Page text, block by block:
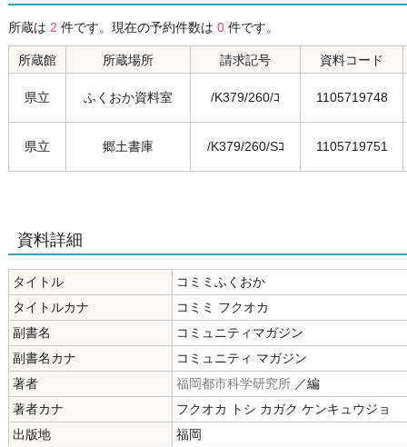
所蔵は 2 件です。現在の予約件数は 0 件です。
所蔵館 所蔵場所 請求記号 資料コード
県立 ふくおか資料室 /K379/260/ｺ 1105719748
県立 郷土書庫 /K379/260/Sｺ 1105719751
資料詳細
タイトル
コミミふくおか
タイトルカナ
コミミ フクオカ
副書名
コミュニティマガジン
副書名カナ
コミュニティ マガジン
著者
福岡都市科学研究所 ／編
著者カナ
フクオカ トシ カガク ケンキュウジョ
出版地
福岡